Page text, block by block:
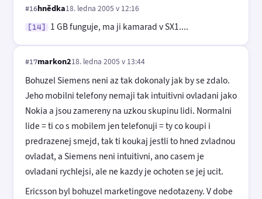
#16hnědka18. ledna 2005 v 12:16
[14] 1 GB funguje, ma ji kamarad v SX1....
#17markon218. ledna 2005 v 13:44
Bohuzel Siemens neni az tak dokonaly jak by se zdalo.
Jeho mobilni telefony nemaji tak intuitivni ovladani jako
Nokia a jsou zamereny na uzkou skupinu lidi. Normalni
lide = ti co s mobilem jen telefonuji = ty co koupi i
predrazenej smejd, tak ti koukaj jestli to hned zvladnou
ovladat, a Siemens neni intuitivni, ano casem je
ovladani rychlejsi, ale ne kazdy je ochoten se jej ucit.
Ericsson byl bohuzel marketingove nedotazeny. V dobe